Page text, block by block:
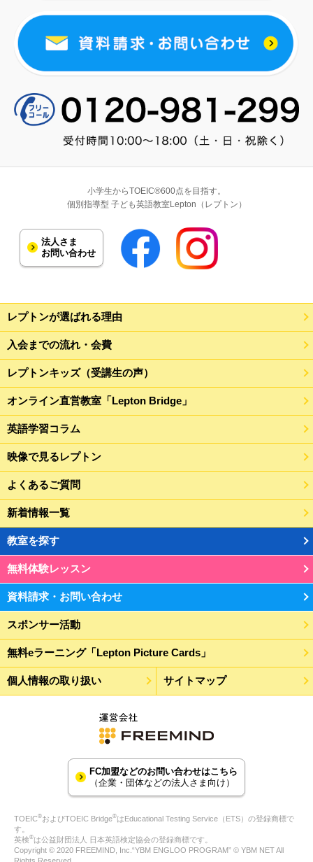
小学生からTOEIC®600点を目指す。
個別指導型 子ども英語教室Lepton（レプトン）
法人さま
お問い合わせ
レプトンが選ばれる理由
入会までの流れ・会費
レプトンキッズ（受講生の声）
オンライン直営教室「Lepton Bridge」
英語学習コラム
映像で見るレプトン
よくあるご質問
新着情報一覧
教室を探す
無料体験レッスン
資料請求・お問い合わせ
スポンサー活動
無料eラーニング「Lepton Picture Cards」
個人情報の取り扱い サイトマップ
FC加盟などのお問い合わせはこちら
（企業・団体などの法人さま向け）
TOEIC®およびTOEIC Bridge®はEducational Testing Service（ETS）の登録商標で
す。
英検®は公益財団法人 日本英語検定協会の登録商標です。
Copyright © 2020 FREEMIND, Inc.“YBM ENGLOO PROGRAM” © YBM NET All